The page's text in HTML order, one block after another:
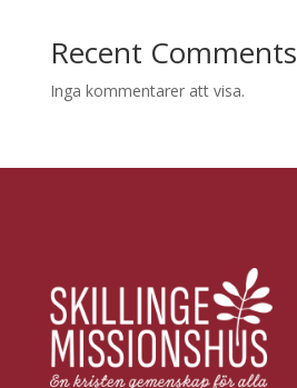
Recent Comments
Inga kommentarer att visa.